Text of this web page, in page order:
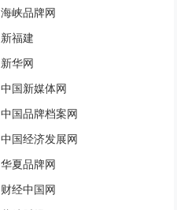
海峡品牌网
新福建
新华网
中国新媒体网
中国品牌档案网
中国经济发展网
华夏品牌网
财经中国网